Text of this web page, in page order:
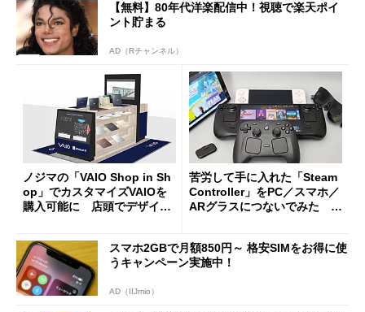
【無料】80年代洋楽配信中！視聴で楽天ポイ
ント貯まる
AD（Rチャンネル）
ノジマの「VAIO Shop in Sh
op」でカスタマイズVAIOを
購入可能に 店頭でデザイン
苦労して手に入れた「Steam
Controller」をPC／スマホ／
ARグラスにつないでみた ゲ
スマホ2GBで月額850円～ 格安SIMをお得に使
うキャンペーン実施中！
AD（IIJmio）